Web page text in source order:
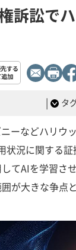
訴訟で
| タ
ーなどハリウ
状況に関する
てAIを学習さ
が大きな争点